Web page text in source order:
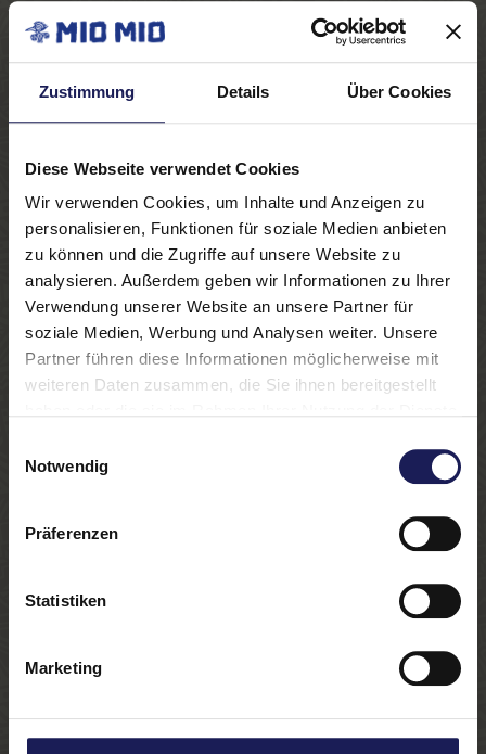
Zustimmung Details Über Cookies
Diese Webseite verwendet Cookies
Wir verwenden Cookies, um Inhalte und Anzeigen zu
personalisieren, Funktionen für soziale Medien anbieten
zu können und die Zugriffe auf unsere Website zu
analysieren. Außerdem geben wir Informationen zu Ihrer
Verwendung unserer Website an unsere Partner für
soziale Medien, Werbung und Analysen weiter. Unsere
Partner führen diese Informationen möglicherweise mit
weiteren Daten zusammen, die Sie ihnen bereitgestellt
Notwendig
Präferenzen
Statistiken
Marketing